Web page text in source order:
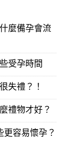
麼備孕會流
受孕時間
失禮？！
禮物才好？
更容易懷孕？